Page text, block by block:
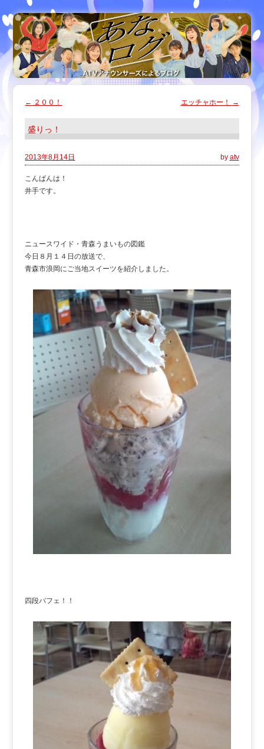
← ２００！ エッチャホー！ →
盛りっ！
2013年8月14日 by atv
こんばんは！
井手です。
ニュースワイド・青森うまいもの図鑑
今日８月１４日の放送で、
青森市浪岡にご当地スイーツを紹介しました。
四段パフェ！！